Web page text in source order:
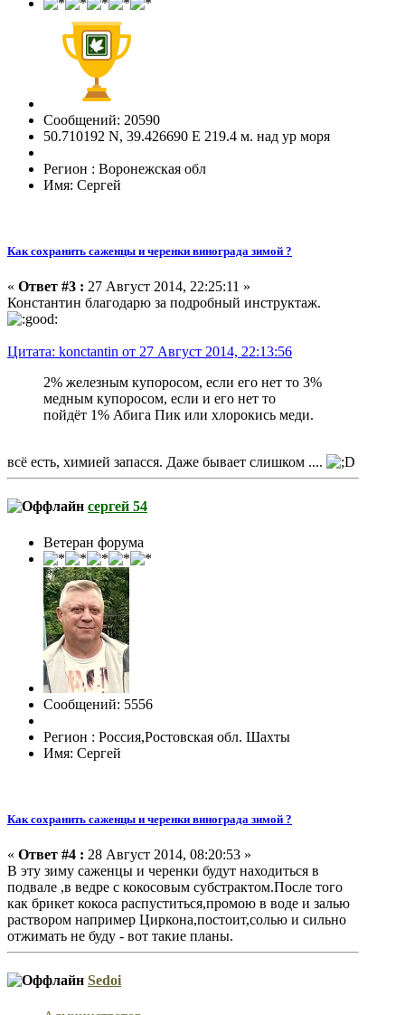
Сообщений: 20590
50.710192 N, 39.426690 E 219.4 м. над ур моря
Регион : Воронежская обл
Имя: Сергей
Как сохранить саженцы и черенки винограда зимой ?
« Ответ #3 : 27 Август 2014, 22:25:11 »
Константин благодарю за подробный инструктаж.
Цитата: konctantin от 27 Август 2014, 22:13:56
2% железным купоросом, если его нет то 3%
медным купоросом, если и его нет то
пойдёт 1% Абига Пик или хлорокись меди.
всё есть, химией запасся. Даже бывает слишком ....
сергей 54
Ветеран форума
Сообщений: 5556
Регион : Россия,Ростовская обл. Шахты
Имя: Сергей
Как сохранить саженцы и черенки винограда зимой ?
« Ответ #4 : 28 Август 2014, 08:20:53 »
В эту зиму саженцы и черенки будут находиться в
подвале ,в ведре с кокосовым субстрактом.После того
как брикет кокоса распуститься,промою в воде и залью
раствором например Циркона,постоит,солью и сильно
отжимать не буду - вот такие планы.
Sedoi